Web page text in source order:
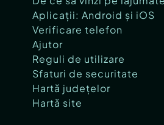
Aplicații: Android și iOS
Verificare telefon
Ajutor
Reguli de utilizare
Sfaturi de securitate
Hartă județelor
Hartă site